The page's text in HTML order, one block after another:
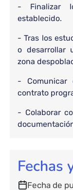
- Finalizar
establecido.
- Tras los
o desarrollar
zona
- Comunicar
contrato
- Colaborar
Fechas
Fecha de